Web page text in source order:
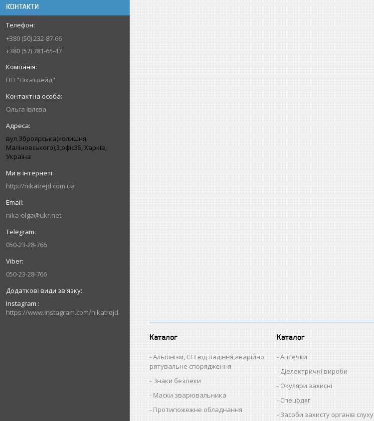
КОНТАКТИ
+380 (50) 232-87-66
+380 (57) 781-65-47
ПП "Нікатрейд"
Ольга Івлєва
вул.Зброярська(колишня
Маліновського),3,офіс35, Харків,
Україна
http://nikatrejd.com.ua
nika-olga@ukr.net
050-23-28-766
050-23-28-766
Instagram
https://www.instagram.com/nikatrejd
Каталог
Альпінізм, СІЗ від падіння,аварійно
рятувальне спорядження
Знаки безпеки
Маски зварювальника
Протипожежне обладнання
Каталог
Аптечки
Діелектричні вироби
Окуляри захисні
Спецодяг
Засоби захисту органів слуху